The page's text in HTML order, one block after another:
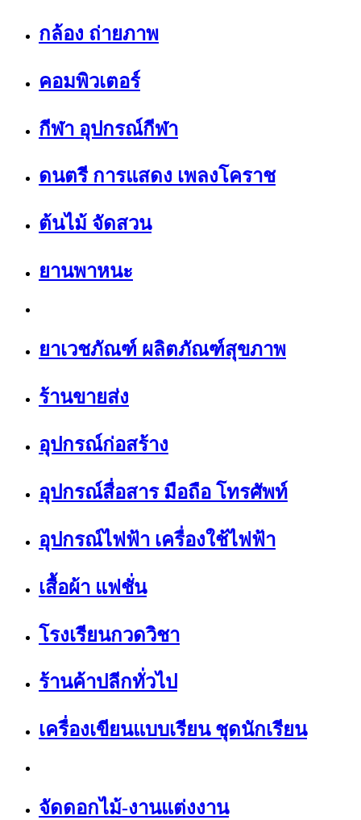
กล้อง ถ่ายภาพ
คอมพิวเตอร์
กีฬา อุปกรณ์กีฬา
ดนตรี การแสดง เพลงโคราช
ต้นไม้ จัดสวน
ยานพาหนะ
ยาเวชภัณฑ์ ผลิตภัณฑ์สุขภาพ
ร้านขายส่ง
อุปกรณ์ก่อสร้าง
อุปกรณ์สื่อสาร มือถือ โทรศัพท์
อุปกรณ์ไฟฟ้า เครื่องใช้ไฟฟ้า
เสื้อผ้า แฟชั่น
โรงเรียนกวดวิชา
ร้านค้าปลีกทั่วไป
เครื่องเขียนแบบเรียน ชุดนักเรียน
จัดดอกไม้-งานแต่งงาน